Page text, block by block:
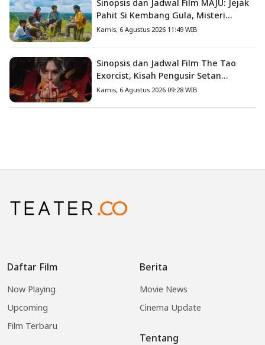
Sinopsis dan Jadwal Film MAJU: Jejak
Pahit Si Kembang Gula, Misteri
Hilangnya Bagas di Lokasi Jambore
Kamis, 6 Agustus 2026 11:49 WIB
Sinopsis dan Jadwal Film The Tao
Exorcist, Kisah Pengusir Setan
Melawan Kutukan Mematikan
Kamis, 6 Agustus 2026 09:28 WIB
Daftar Film
Now Playing
Upcoming
Film Terbaru
Berita
Movie News
Cinema Update
Tentang